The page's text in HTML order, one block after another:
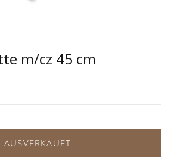
m/cz 45 cm
AUSVERKAUFT